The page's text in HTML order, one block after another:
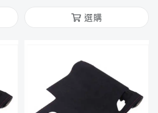
選購